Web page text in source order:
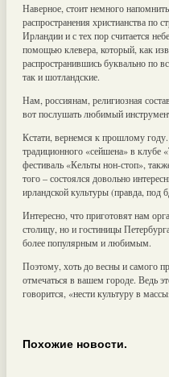
Наверное, стоит немного
распространения христианства по
Ирландии и с тех пор считается
помощью клевера, который, как
распространившись буквально по
так и шотландские.
Нам, россиянам, религиозная
вот послушать любимый
Кстати, вернемся к прошлому
традиционного «сейшена» в
фестиваль «Кельты нон-стоп»,
того – состоялся довольно
ирландской культуры (правда,
Интересно, что приготовят нам
столицу, но и гостиницы
более популярным и любимым.
Поэтому, хоть до весны и самого
отмечаться в вашем городе. Ведь
говорится, «нести культуру в
Похожие новости.